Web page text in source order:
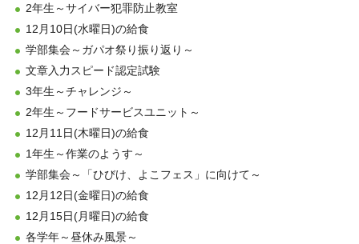
2年生～サイバー犯罪防止教室
12月10日(水曜日)の給食
学部集会～ガパオ祭り振り返り～
文章入力スピード認定試験
3年生～チャレンジ～
2年生～フードサービスユニット～
12月11日(木曜日)の給食
1年生～作業のようす～
学部集会～「ひびけ、よこフェス」に向けて～
12月12日(金曜日)の給食
12月15日(月曜日)の給食
各学年～昼休み風景～